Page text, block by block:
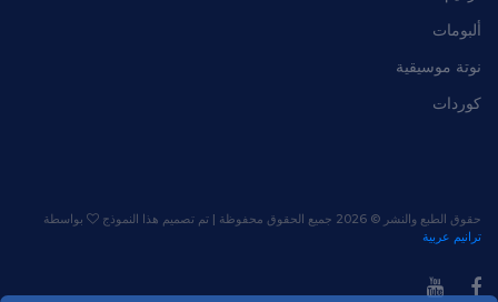
ألبومات
نوتة موسيقية
كوردات
حقوق الطبع والنشر © 2026 جميع الحقوق محفوظة | تم تصميم هذا النموذج
بواسطة
ترانيم عربية